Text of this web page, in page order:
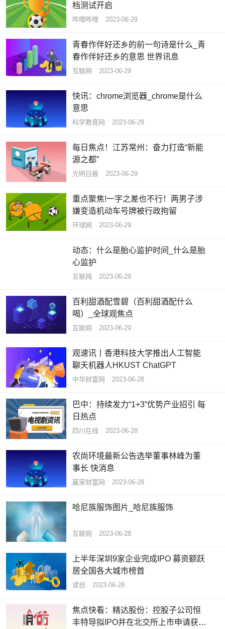
档测试开启
哔哩哔哩 2023-06-29
青春作伴好还乡的前一句诗是什么_青
春作伴好还乡的意思 世界讯息
互联网 2023-06-29
快讯：chrome浏览器_chrome是什么
意思
科学教育网 2023-06-29
每日焦点！江苏常州：奋力打造“新能
源之都”
光明日报 2023-06-29
重点聚焦!一字之差也不行！两男子涉
嫌变造机动车号牌被行政拘留
环球网 2023-06-29
动态：什么是胎心监护时间_什么是胎
心监护
互联网 2023-06-29
百利甜酒配雪碧（百利甜酒配什么
喝）_全球观焦点
互联网 2023-06-29
观速讯丨香港科技大学推出人工智能
聊天机器人HKUST ChatGPT
中华财富网 2023-06-28
巴中：持续发力“1+3”优势产业招引 每
日热点
四川在线 2023-06-28
农尚环境最新公告选举董事林峰为董
事长 快消息
赢家财富网 2023-06-28
哈尼族服饰图片_哈尼族服饰
互联网 2023-06-28
上半年深圳9家企业完成IPO 募资额跃
居全国各大城市榜首
读创 2023-06-28
焦点快看：精达股份：控股子公司恒
丰特导拟IPO并在北交所上市申请获得